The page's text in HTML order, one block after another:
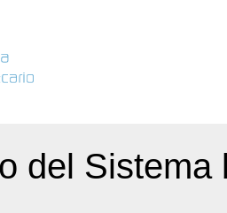
del